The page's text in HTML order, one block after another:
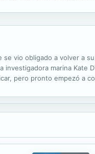
vio obligado a volver a
marina Kate
pero pronto empezó a